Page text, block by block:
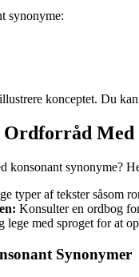
synonyme:
konceptet. Du
Med
konsonant synonyme?
typer af tekster såsom
Konsulter en ordbog
lege med sproget for at
Synonymer